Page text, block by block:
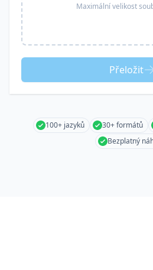
Maximální velikost
Přeložit
100+ jazyků 30+ formátů
Bezplatný